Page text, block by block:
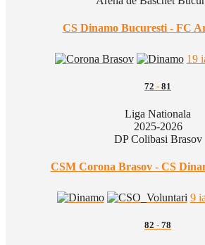
CS Dinamo Bucuresti - FC
19
72 - 81
Liga Nationala
2025-2026
DP Colibasi Brasov
CSM Corona Brasov - CS
9
82 - 78